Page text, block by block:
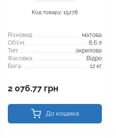
Код товару: 15278
Різновид:
матова
Об'єм:
8,6 л
Тип:
акрилова
Фасовка:
Відро
Вага:
12 кг
2 076.77 грн
До кошика